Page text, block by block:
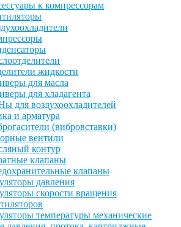
к компрессорам
жидкости
для масла
для хладагента
для воздухоохладителей
и арматура
(вибровставки)
вентили
контур
клапаны
клапаны
давления
скорости вращения
температуры механические